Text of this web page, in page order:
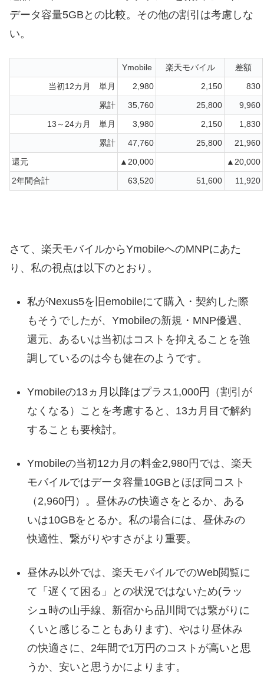
データ容量5GBとの比較。その他の割引は考慮しな
い。
Ymobile 楽天モバイル
差額
当初12カ月 単月
2,980 2,150
830
累計
35,760 25,800
9,960
13～24カ月 単月
3,980 2,150
1,830
累計
47,760 25,800
21,960
還元
▲20,000
▲20,000
2年間合計
63,520 51,600 11,920
さて、楽天モバイルからYmobileへのMNPにあた
り、私の視点は以下のとおり。
私がNexus5を旧emobileにて購入・契約した際
もそうでしたが、Ymobileの新規・MNP優遇、
還元、あるいは当初はコストを抑えることを強
調しているのは今も健在のようです。
Ymobileの13ヵ月以降はプラス1,000円（割引が
なくなる）ことを考慮すると、13カ月目で解約
することも要検討。
Ymobileの当初12カ月の料金2,980円では、楽天
モバイルではデータ容量10GBとほぼ同コスト
（2,960円）。昼休みの快適さをとるか、ある
いは10GBをとるか。私の場合には、昼休みの
快適性、繋がりやすさがより重要。
昼休み以外では、楽天モバイルでのWeb閲覧に
て「遅くて困る」との状況ではないため(ラッ
シュ時の山手線、新宿から品川間では繋がりに
くいと感じることもあります)、やはり昼休み
の快適さに、2年間で1万円のコストが高いと思
うか、安いと思うかによります。